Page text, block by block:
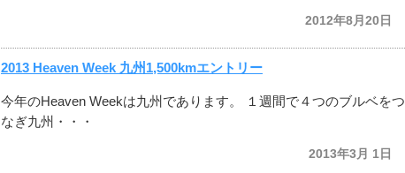
2012年8月20日
2013 Heaven Week 九州1,500kmエントリー
今年のHeaven Weekは九州であります。 １週間で４つのブルベをつ
なぎ九州・・・
2013年3月 1日